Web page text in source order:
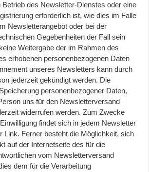
Betrieb des Newsletter-Dienstes oder eine
erforderlich ist, wie dies im Falle
Newsletterangebot oder bei der
Gegebenheiten der Fall sein
Weitergabe der im Rahmen des
erhobenen personenbezogenen Daten
unseres Newsletters kann durch
jederzeit gekündigt werden. Die
personenbezogener Daten,
uns für den Newsletterversand
widerrufen werden. Zum Zwecke
findet sich in jedem Newsletter
Link. Ferner besteht die Möglichkeit, sich
auf der Internetseite des für die
vom Newsletterversand
dem für die Verarbeitung